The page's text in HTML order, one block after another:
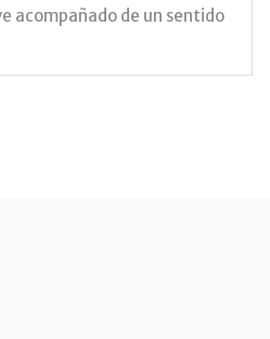
acompañado de un sentido